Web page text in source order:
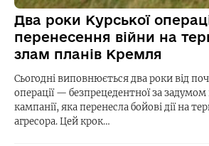
Два роки Курської
перенесення війни на
злам планів Кремля
Сьогодні виповнюється два роки від
операції — безпрецедентної за
кампанії, яка перенесла бойові дії на
агресора. Цей крок…